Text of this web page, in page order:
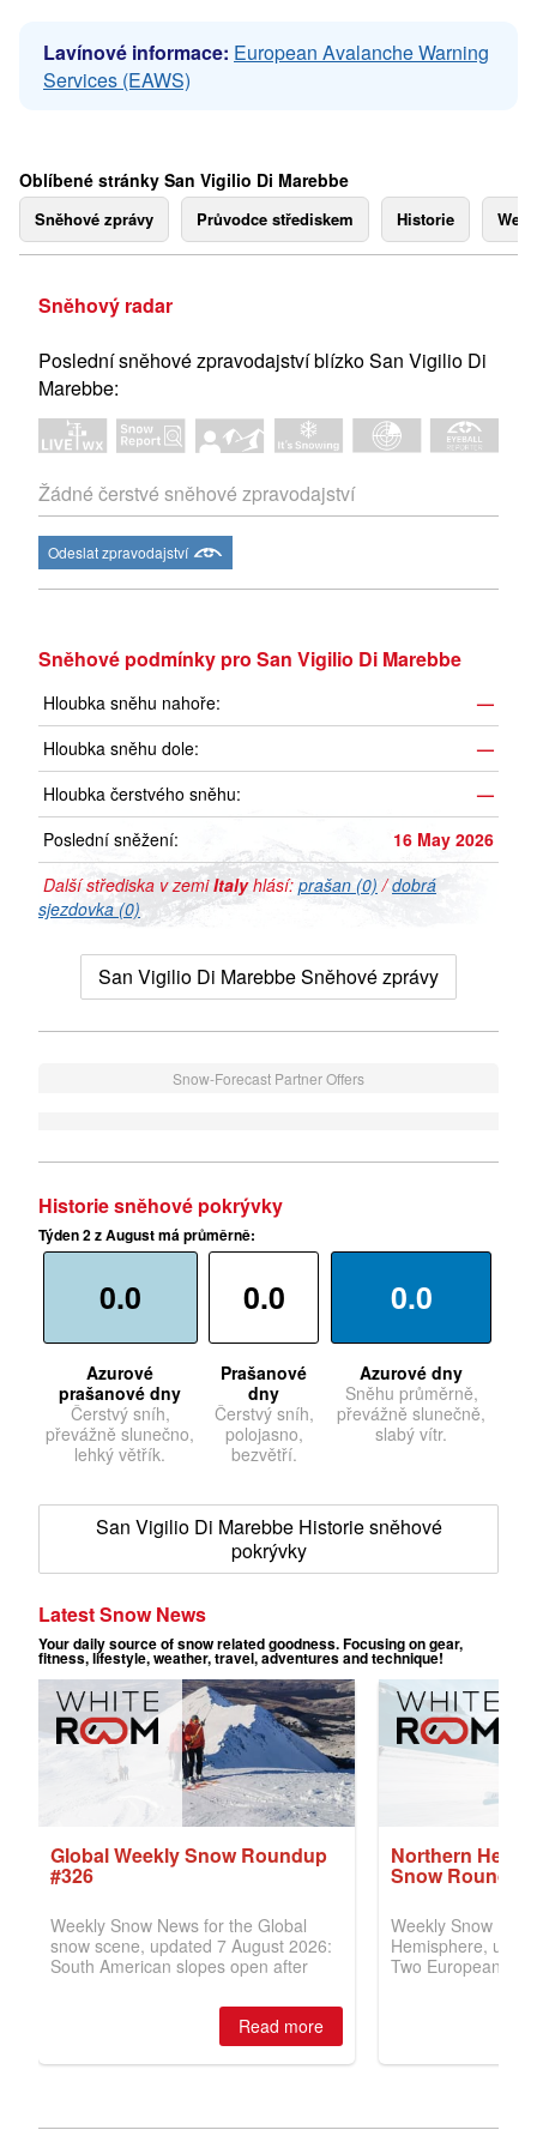
Lavínové informace: European Avalanche Warning
Services (EAWS)
Oblíbené stránky San Vigilio Di Marebbe
Sněhové zprávy Průvodce střediskem Historie
Sněhový radar
Poslední sněhové zpravodajství blízko San Vigilio Di
Marebbe:
Žádné čerstvé sněhové zpravodajství
Odeslat zpravodajství
Sněhové podmínky pro San Vigilio Di Marebbe
Hloubka sněhu nahoře:
—
Hloubka sněhu dole:
—
Hloubka čerstvého sněhu:
—
Poslední sněžení:
16 May 2026
Další střediska v zemiItalyhlásí: prašan (0) /dobrá
sjezdovka (0)
San Vigilio Di Marebbe Sněhové zprávy
Snow-Forecast Partner Offers
Historie sněhové pokrývky
Týden 2 z August má průměrně:
0.0
Azurové
prašanové dny
Čerstvý sníh,
převážně slunečno,
lehký větřík.
0.0
Prašanové
dny
Čerstvý sníh,
polojasno,
bezvětří.
0.0
Azurové dny
Sněhu průměrně,
převážně slunečně,
slabý vítr.
San Vigilio Di Marebbe Historie sněhové
pokrývky